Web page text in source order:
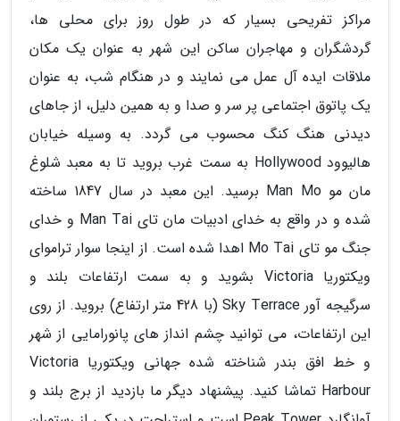
مراکز تفریحی بسیار که در طول روز برای محلی ها،
گردشگران و مهاجران ساکن این شهر به عنوان یک مکان
ملاقات ایده آل عمل می نمایند و در هنگام شب، به عنوان
یک پاتوق اجتماعی پر سر و صدا و به همین دلیل، از جاهای
دیدنی هنگ کنگ محسوب می گردد. به وسیله خیابان
هالیوود Hollywood به سمت غرب بروید تا به معبد شلوغ
مان مو Man Mo برسید. این معبد در سال 1847 ساخته
شده و در واقع به خدای ادبیات مان تای Man Tai و خدای
جنگ مو تای Mo Tai اهدا شده است. از اینجا سوار تراموای
ویکتوریا Victoria بشوید و به سمت ارتفاعات بلند و
سرگیجه آور Sky Terrace (با 428 متر ارتفاع) بروید. از روی
این ارتفاعات، می توانید چشم انداز های پانورامایی از شهر
و خط افق بندر شناخته شده جهانی ویکتوریا Victoria
Harbour تماشا کنید. پیشنهاد دیگر ما بازدید از برج بلند و